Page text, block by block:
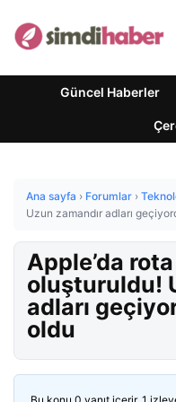
Güncel Haberler
Ana sayfa › Forumlar ›
Uzun zamandır adları
Apple’da
oluşturuldu!
adları
oldu